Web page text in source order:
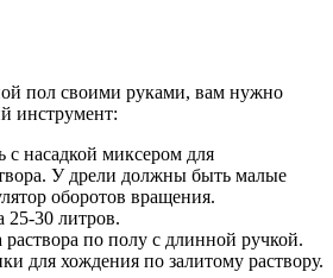
пол своими руками, вам нужно
инструмент:
с насадкой миксером для
У дрели должны быть малые
оборотов вращения.
25-30 литров.
раствора по полу с длинной ручкой.
для хождения по залитому раствору.